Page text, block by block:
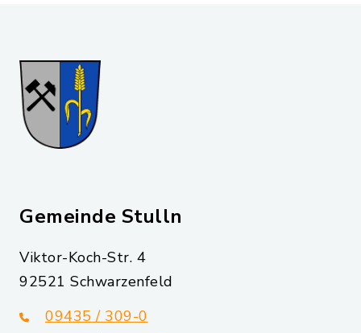
Gemeinde Stulln
Viktor-Koch-Str. 4
92521 Schwarzenfeld
09435 / 309-0